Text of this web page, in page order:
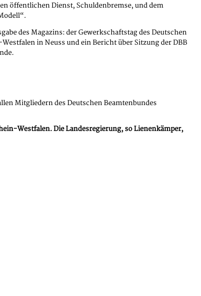
Westfalen. Die Landesregierung, so Lienenkämper,
öffentlichen Dienst, Schuldenbremse, und dem
des Magazins: der Gewerkschaftstag des Deutschen
in Neuss und ein Bericht über Sitzung der DBB
Mitgliedern des Deutschen Beamtenbundes